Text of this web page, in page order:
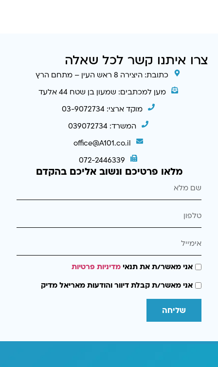
צרו איתנו קשר לכל שאלה
כתובת: היצירה 8 ראש העין – מתחם הרץ
מען למכתבים: שמעון בן שטח 44 אלעד
מוקד ארצי: 03-9072734
המשרד: 039072734
office@A101.co.il
072-2446339
מלאו פרטיכם ונשוב אליכם בהקדם
אני מאשר/ת את תנאימדיניות פרטיות
אני מאשר/ת קבלת דיוור והודעות מאריאל מדיק
שליחה